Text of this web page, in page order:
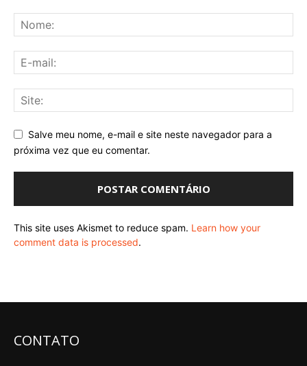
Salve meu nome, e-mail e site neste navegador para a
próxima vez que eu comentar.
This site uses Akismet to reduce spam. Learn how your
comment data is processed.
CONTATO